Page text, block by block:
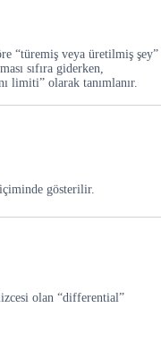
“türemiş veya üretilmiş şey”
sıfıra giderken,
limiti” olarak tanımlanır.
gösterilir.
olan “differential”